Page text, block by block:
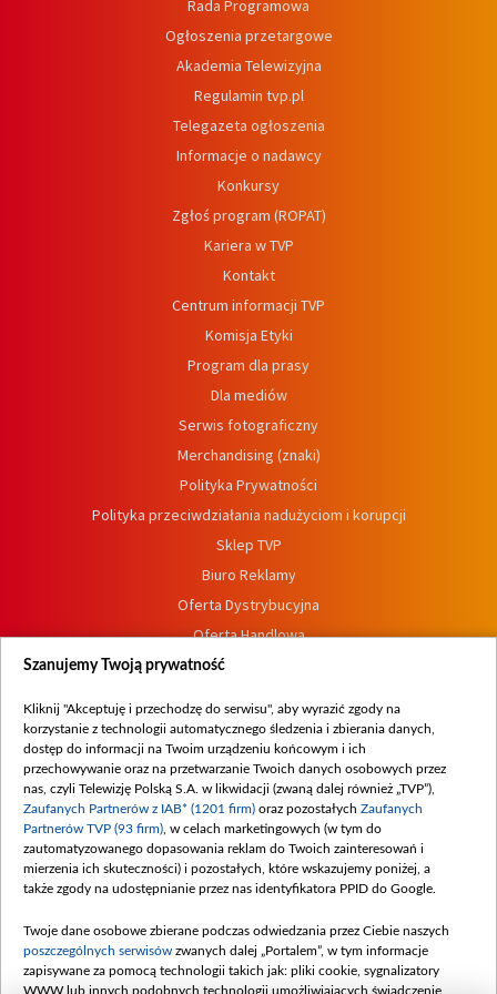
Rada Programowa
Ogłoszenia przetargowe
Akademia Telewizyjna
Regulamin tvp.pl
Telegazeta ogłoszenia
Informacje o nadawcy
Konkursy
Zgłoś program (ROPAT)
Kariera w TVP
Kontakt
Centrum informacji TVP
Komisja Etyki
Program dla prasy
Dla mediów
Serwis fotograficzny
Merchandising (znaki)
Polityka Prywatności
Polityka przeciwdziałania nadużyciom i korupcji
Sklep TVP
Biuro Reklamy
Oferta Dystrybucyjna
Oferta Handlowa
Dostępność
Procedura zgłoszeń wewnętrznych
Szanujemy Twoją prywatność
Kliknij "Akceptuję i przechodzę do serwisu", aby wyrazić zgody na
korzystanie z technologii automatycznego śledzenia i zbierania danych,
dostęp do informacji na Twoim urządzeniu końcowym i ich
przechowywanie oraz na przetwarzanie Twoich danych osobowych przez
nas, czyli Telewizję Polską S.A. w likwidacji (zwaną dalej również „TVP”),
Zaufanych Partnerów z IAB* (1201 firm) oraz pozostałych Zaufanych
Partnerów TVP (93 firm) , w celach marketingowych (w tym do
zautomatyzowanego dopasowania reklam do Twoich zainteresowań i
mierzenia ich skuteczności) i pozostałych, które wskazujemy poniżej, a
także zgody na udostępnianie przez nas identyfikatora PPID do Google.
Twoje dane osobowe zbierane podczas odwiedzania przez Ciebie naszych
poszczególnych serwisów zwanych dalej „Portalem”, w tym informacje
zapisywane za pomocą technologii takich jak: pliki cookie, sygnalizatory
WWW lub innych podobnych technologii umożliwiających świadczenie